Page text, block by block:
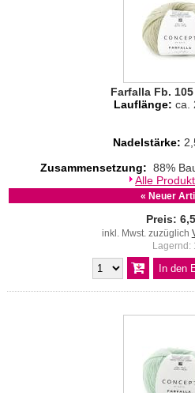
Farfalla Fb.
Lauflänge: ca.
Nadelstärke:
Zusammensetzung: 88%
Alle
« Neuer
Preis:
inkl. Mwst. zuzüglich
Lagernd: